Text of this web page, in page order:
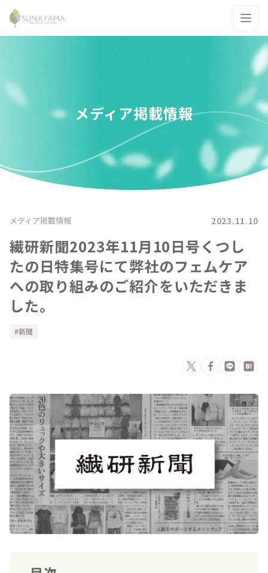
メディア掲載情報
メディア掲載情報 2023.11.10
繊研新聞2023年11月10日号くつし
たの日特集号にて弊社のフェムケア
への取り組みのご紹介をいただきま
した。
新聞